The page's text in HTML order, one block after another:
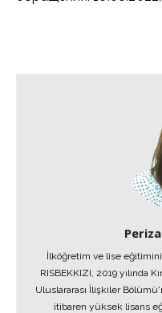
İlköğretim ve lise
RISBEKKIZI, 2019 yılında
Uluslararası İlişkiler
itibaren yüksek lisans